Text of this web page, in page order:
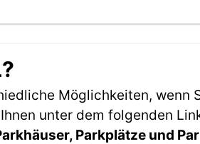
Möglichkeiten, wenn
unter dem folgenden
Parkplätze und